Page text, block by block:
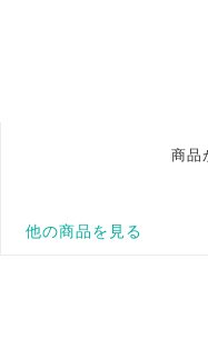
商品
他の商品を見る